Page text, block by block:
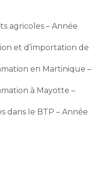
agricoles – Année
et d’importation de
en Martinique –
à Mayotte –
dans le BTP – Année